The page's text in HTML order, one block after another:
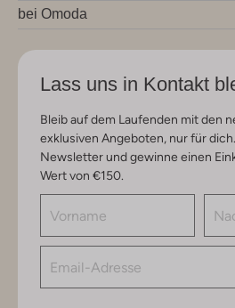
bei Omoda
Lass uns in Kontakt
Bleib auf dem Laufenden mit den
exklusiven Angeboten, nur für
Newsletter und gewinne einen
Wert von €150.